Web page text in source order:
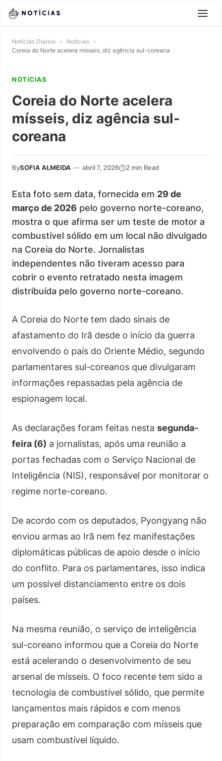
Notícias Diarios » Notícias »
Coreia do Norte acelera mísseis, diz agência sul-coreana
NOTíCIAS
Coreia do Norte acelera
mísseis, diz agência sul-
coreana
BySOFIA ALMEIDA — abril 7, 2026 2 min Read
Esta foto sem data, fornecida em 29 de
março de 2026 pelo governo norte-coreano,
mostra o que afirma ser um teste de motor a
combustível sólido em um local não divulgado
na Coreia do Norte. Jornalistas
independentes não tiveram acesso para
cobrir o evento retratado nesta imagem
distribuída pelo governo norte-coreano.
A Coreia do Norte tem dado sinais de
afastamento do Irã desde o início da guerra
envolvendo o país do Oriente Médio, segundo
parlamentares sul-coreanos que divulgaram
informações repassadas pela agência de
espionagem local.
As declarações foram feitas nesta segunda-
feira (6) a jornalistas, após uma reunião a
portas fechadas com o Serviço Nacional de
Inteligência (NIS), responsável por monitorar o
regime norte-coreano.
De acordo com os deputados, Pyongyang não
enviou armas ao Irã nem fez manifestações
diplomáticas públicas de apoio desde o início
do conflito. Para os parlamentares, isso indica
um possível distanciamento entre os dois
países.
Na mesma reunião, o serviço de inteligência
sul-coreano informou que a Coreia do Norte
está acelerando o desenvolvimento de seu
arsenal de mísseis. O foco recente tem sido a
tecnologia de combustível sólido, que permite
lançamentos mais rápidos e com menos
preparação em comparação com mísseis que
usam combustível líquido.